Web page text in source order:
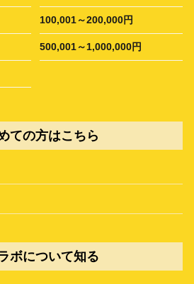
100,001～200,000円
500,001～1,000,000円
ての方はこちら
ボについて知る